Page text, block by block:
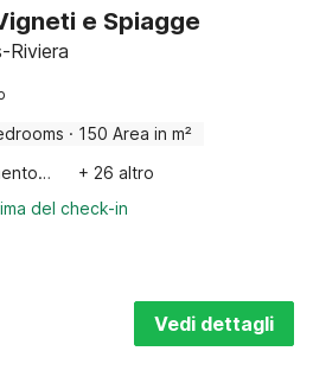
e Spiagge
Riviera
· 150 Area in m²
Divertimento per bambini
+ 26 altro
del check-in
Vedi dettagli